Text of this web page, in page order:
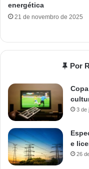
energética
21 de novembro de 2025
Por
3 de
e
26